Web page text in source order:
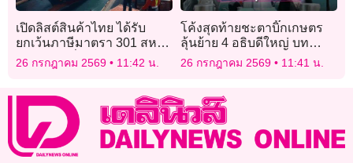
เปิดลิสต์สินค้าไทย ได้รับ
ยกเว้นภาษีมาตรา 301 สหรัฐ
ได้ยกเว้นเพิ่มอีก 471 รายการ
26 กรกฎาคม 2569 11:42 น.
โค้งสุดท้ายชะตาบิ๊กเกษตร
ลุ้นย้าย 4 อธิบดีใหญ่ บท
ทดสอบ “สุริยะ” ปรับทัพขับ
เคลื่อนนโยบาย
26 กรกฎาคม 2569 11:41 น.